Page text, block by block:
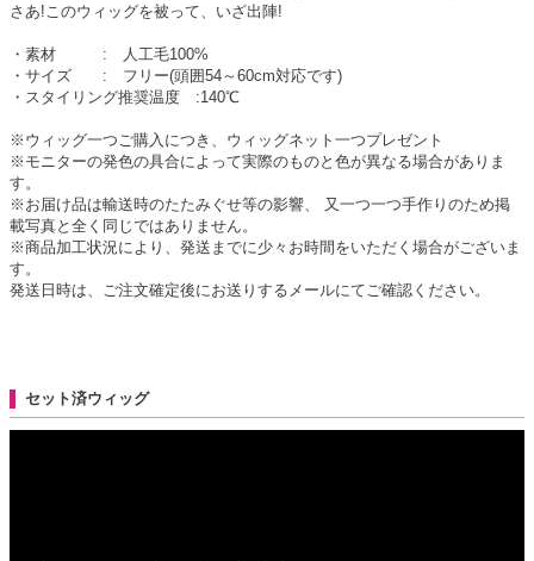
さあ!このウィッグを被って、いざ出陣!
・素材 : 人工毛100%
・サイズ : フリー(頭囲54～60cm対応です)
・スタイリング推奨温度 :140℃
※ウィッグ一つご購入につき、ウィッグネット一つプレゼント
※モニターの発色の具合によって実際のものと色が異なる場合がありま
す。
※お届け品は輸送時のたたみぐせ等の影響、 又一つ一つ手作りのため掲
載写真と全く同じではありません。
※商品加工状況により、発送までに少々お時間をいただく場合がございま
す。
発送日時は、ご注文確定後にお送りするメールにてご確認ください。
セット済ウィッグ